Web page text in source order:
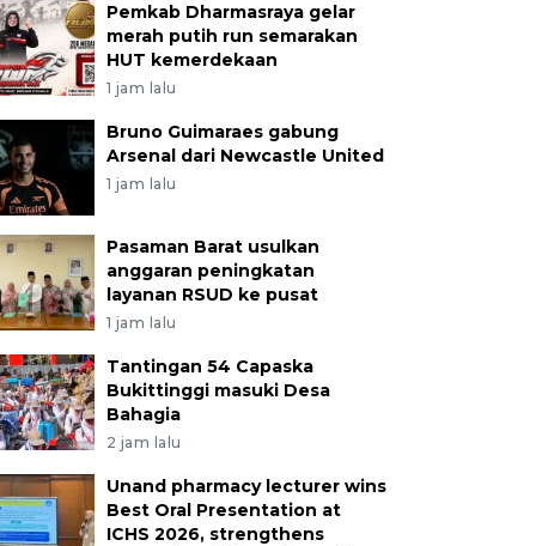
Pemkab Dharmasraya gelar
merah putih run semarakan
HUT kemerdekaan
1 jam lalu
Bruno Guimaraes gabung
Arsenal dari Newcastle United
1 jam lalu
Pasaman Barat usulkan
anggaran peningkatan
layanan RSUD ke pusat
1 jam lalu
Tantingan 54 Capaska
Bukittinggi masuki Desa
Bahagia
2 jam lalu
Unand pharmacy lecturer wins
Best Oral Presentation at
ICHS 2026, strengthens